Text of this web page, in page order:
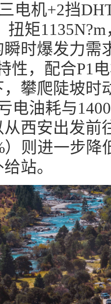
电机+2挡
扭矩
时爆发力需
性，配合P1
攀爬陡坡时
电油耗与
西安出发前
）则进一步
站。